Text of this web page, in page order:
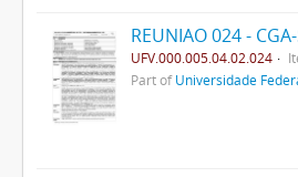
UFV.000.005.04.02.024
Part ofUniversidade